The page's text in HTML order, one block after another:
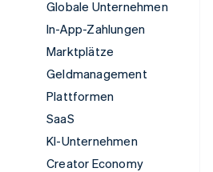
Globale Unternehmen
In-App-Zahlungen
Marktplätze
Geldmanagement
Plattformen
SaaS
KI-Unternehmen
Creator Economy